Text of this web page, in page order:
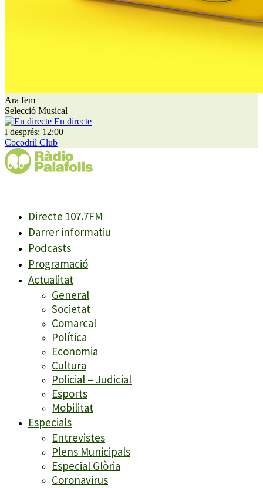
Ara fem
Selecció Musical
En directe
I després: 12:00
Cocodril Club
Directe 107.7FM
Darrer informatiu
Podcasts
Programació
Actualitat
General
Societat
Comarcal
Política
Economia
Cultura
Policial – Judicial
Esports
Mobilitat
Especials
Entrevistes
Plens Municipals
Especial Glòria
Coronavirus